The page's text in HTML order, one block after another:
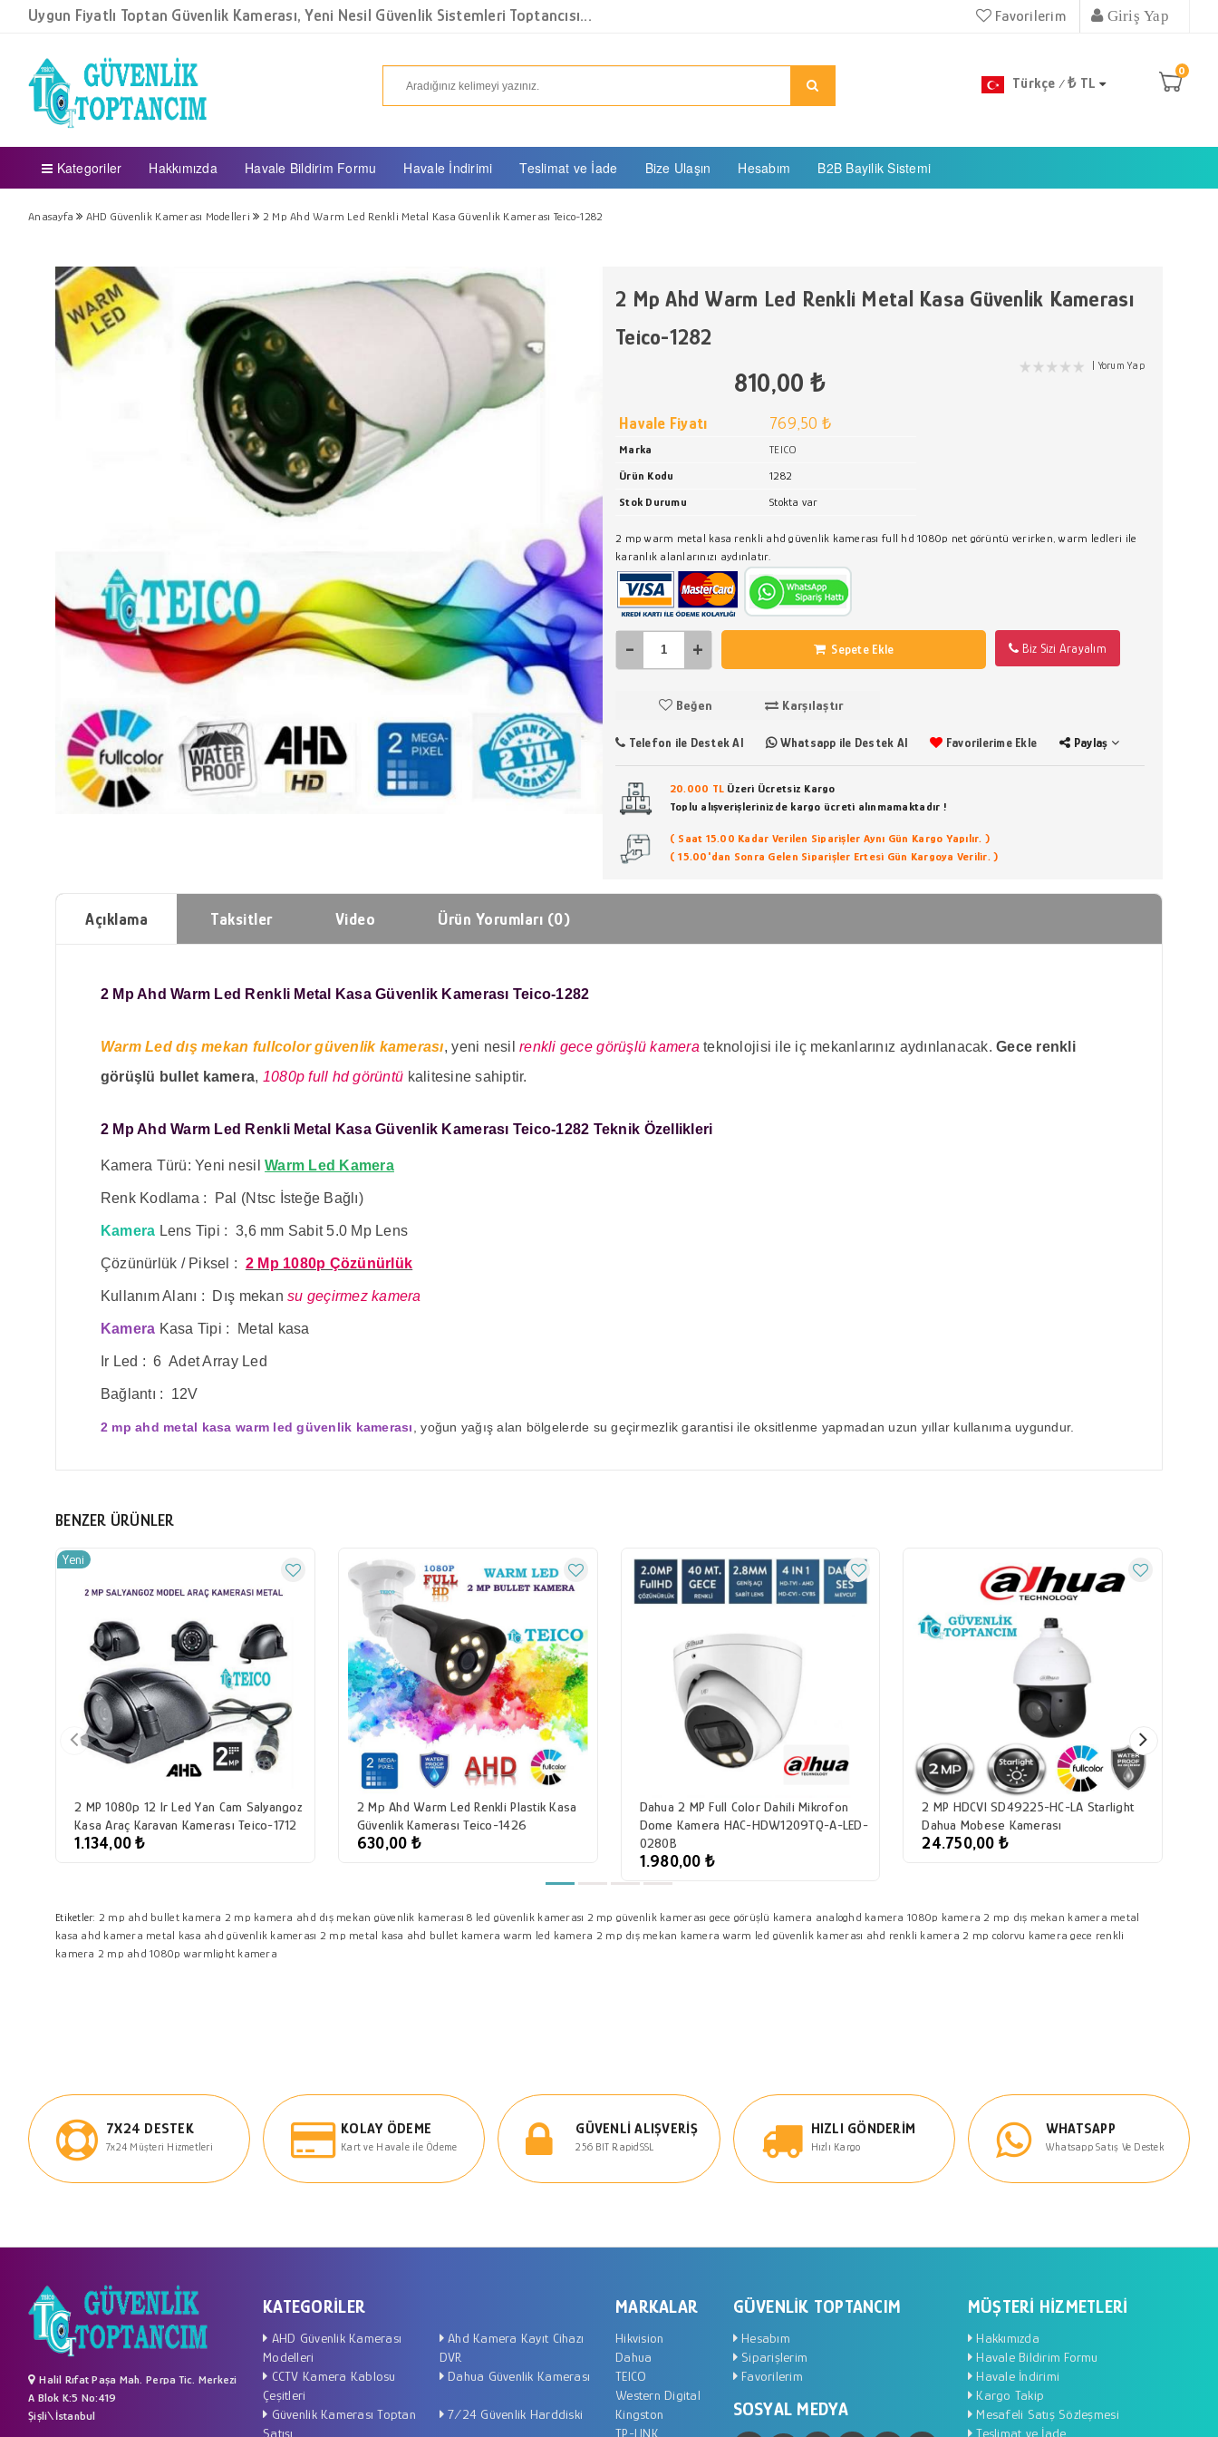
Uygun Fiyatlı Toptan Güvenlik Kamerası, Yeni Nesil Güvenlik Sistemleri Toptancısı... Giriş Yap
Favorilerim
0
Türkçe /₺ TL
Kategoriler Hakkımızda Havale Bildirim Formu Havale İndirimi Teslimat ve İade Bize Ulaşın Hesabım B2B Bayilik Sistemi
Anasayfa AHD Güvenlik Kamerası Modelleri 2 Mp Ahd Warm Led Renkli Metal Kasa Güvenlik Kamerası Teico-1282
2 Mp Ahd Warm Led Renkli Metal Kasa Güvenlik Kamerası
Teico-1282
810,00 ₺
Yorum Yap
Havale Fiyatı 769,50 ₺
Marka
TEICO
Ürün Kodu
1282
Stok Durumu
Stokta var
2 mp warm metal kasa renkli ahd güvenlik kamerası full hd 1080p net görüntü verirken, warm ledleri ile
karanlık alanlarınızı aydınlatır.
- + Sepete Ekle Biz Sizi Arayalım
Beğen Karşılaştır
Telefon ile Destek Al Whatsapp ile Destek Al Favorilerime Ekle Paylaş
20.000 TL Üzeri Ücretsiz Kargo
Toplu alışverişlerinizde kargo ücreti alınmamaktadır !
( Saat 15.00 Kadar Verilen Siparişler Aynı Gün Kargo Yapılır. )
( 15.00'dan Sonra Gelen Siparişler Ertesi Gün Kargoya Verilir. )
Açıklama Taksitler Video Ürün Yorumları (0)
2 Mp Ahd Warm Led Renkli Metal Kasa Güvenlik Kamerası Teico-1282
Warm Led dış mekan fullcolor güvenlik kamerası, yeni nesil renkli gece görüşlü kamera teknolojisi ile iç mekanlarınız aydınlanacak.Gece renkli
görüşlü bullet kamera, 1080p full hd görüntü kalitesine sahiptir.
2 Mp Ahd Warm Led Renkli Metal Kasa Güvenlik Kamerası Teico-1282 Teknik Özellikleri
Kamera Türü: Yeni nesilWarm Led Kamera
Renk Kodlama : Pal (Ntsc İsteğe Bağlı)
Kamera Lens Tipi : 3,6 mm Sabit 5.0 Mp Lens
Çözünürlük / Piksel : 2 Mp 1080p Çözünürlük
Kullanım Alanı : Dış mekansu geçirmez kamera
Kamera Kasa Tipi : Metal kasa
Ir Led : 6 Adet Array Led
Bağlantı : 12V
2 mp ahd metal kasa warm led güvenlik kamerası , yoğun yağış alan bölgelerde su geçirmezlik garantisi ile oksitlenme yapmadan uzun yıllar kullanıma uygundur.
BENZER ÜRÜNLER
2 MP 1080p 12 Ir Led Yan Cam Salyangoz
Kasa Araç Karavan Kamerası Teico-1712
1.134,00 ₺
Yeni
2 Mp Ahd Warm Led Renkli Plastik Kasa
Güvenlik Kamerası Teico-1426
630,00 ₺
Dahua 2 MP Full Color Dahili Mikrofon
Dome Kamera HAC-HDW1209TQ-A-LED-
0280B
1.980,00 ₺
2 MP HDCVI SD49225-HC-LA Starlight
Dahua Mobese Kamerası
24.750,00 ₺
Etiketler: 2 mp ahd bullet kamera 2 mp kamera ahd dış mekan güvenlik kamerası 8 led güvenlik kamerası 2 mp güvenlik kamerası gece görüşlü kamera analoghd kamera 1080p kamera 2 mp dış mekan kamera metal
kasa ahd kamera metal kasa ahd güvenlik kamerası 2 mp metal kasa ahd bullet kamera warm led kamera 2 mp dış mekan kamera warm led güvenlik kamerası ahd renkli kamera 2 mp colorvu kamera gece renkli
kamera 2 mp ahd 1080p warmlight kamera
7X24 DESTEK
7x24 Müşteri Hizmetleri
KOLAY ÖDEME
Kart ve Havale ile Ödeme
GÜVENLI ALIŞVERIŞ
256 BIT RapidSSL
HIZLI GÖNDERIM
Hızlı Kargo
WHATSAPP
Whatsapp Satış Ve Destek
Halil Rıfat Paşa Mah. Perpa Tic. Merkezi
A Blok K:5 No:419
Şişli\İstanbul
KATEGORILER
AHD Güvenlik Kamerası
Modelleri
Ahd Kamera Kayıt Cihazı
DVR
CCTV Kamera Kablosu
Çeşitleri
Dahua Güvenlik Kamerası
Güvenlik Kamerası Toptan
Satışı
7/24 Güvenlik Harddiski
MARKALAR
Hikvision
Dahua
TEICO
Western Digital
Kingston
TP-LINK
GÜVENLIK TOPTANCIM
Hesabım
Siparişlerim
Favorilerim
SOSYAL MEDYA
MÜŞTERI HIZMETLERI
Hakkımızda
Havale Bildirim Formu
Havale İndirimi
Kargo Takip
Mesafeli Satış Sözleşmesi
Teslimat ve İade